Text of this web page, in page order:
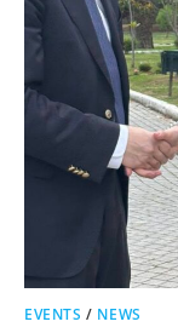
EVENTS / NEWS